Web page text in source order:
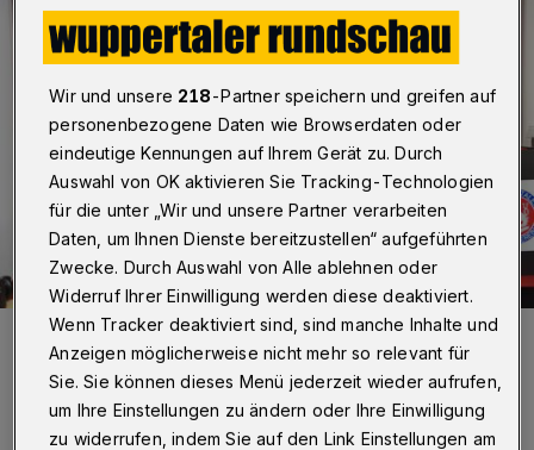
Christian Vorbau (Mitte) mit dem ehemaligen Vorstandsmitglied
Ulrich Zerrath (li.) und Sportvorstand Thomas Richter.
Foto: Dirk Freund
Wir und unsere 218-Partner speichern und greifen auf
personenbezogene Daten wie Browserdaten oder
eindeutige Kennungen auf Ihrem Gerät zu. Durch
Auswahl von OK aktivieren Sie Tracking-Technologien
für die unter „Wir und unsere Partner verarbeiten
Daten, um Ihnen Dienste bereitzustellen“ aufgeführten
Zwecke. Durch Auswahl von Alle ablehnen oder
Widerruf Ihrer Einwilligung werden diese deaktiviert.
Wenn Tracker deaktiviert sind, sind manche Inhalte und
Anzeigen möglicherweise nicht mehr so relevant für
Sie. Sie können dieses Menü jederzeit wieder aufrufen,
um Ihre Einstellungen zu ändern oder Ihre Einwilligung
zu widerrufen, indem Sie auf den Link Einstellungen am